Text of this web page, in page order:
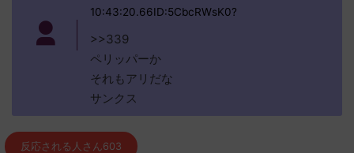
10:43:20.66ID:5CbcRWsK0?
>>339
ペリッパーか
それもアリだな
サンクス
反応される人さん603